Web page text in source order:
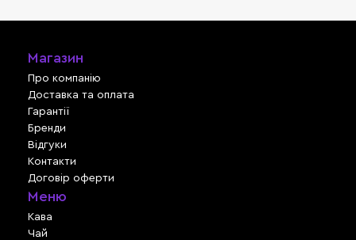
Магазин
Про компанію
Доставка та оплата
Гарантії
Бренди
Відгуки
Контакти
Договір оферти
Меню
Кава
Чай